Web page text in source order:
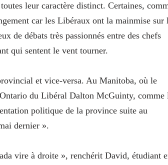
leur caractère distinct. Certaines,
car les Libéraux ont la mainmise sur
de débats très passionnés entre des chefs
qui sentent le vent tourner.
et vice-versa. Au Manitoba, où le
du Libéral Dalton McGuinty, comme
politique de la province suite au
dernier ».
vire à droite », renchérit David, étudiant